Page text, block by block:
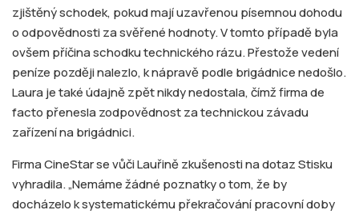
zjištěný schodek, pokud mají uzavřenou písemnou dohodu
o odpovědnosti za svěřené hodnoty. V tomto případě byla
ovšem příčina schodku technického rázu. Přestože vedení
peníze později nalezlo, k nápravě podle brigádnice nedošlo.
Laura je také údajně zpět nikdy nedostala, čímž firma de
facto přenesla zodpovědnost za technickou závadu
zařízení na brigádnici.
Firma CineStar se vůči Lauřině zkušenosti na dotaz Stisku
vyhradila. „Nemáme žádné poznatky o tom, že by
docházelo k systematickému překračování pracovní doby